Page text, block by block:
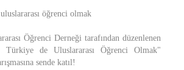
öğrenci olmak
Öğrenci Derneği tarafından düzenlenen
Türkiye de Uluslararası Öğrenci Olmak"
sende katıl!